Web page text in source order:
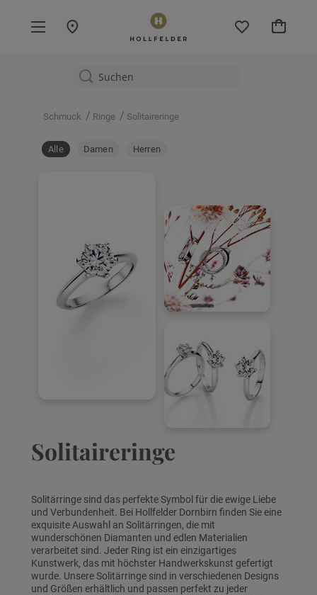
Mein
Schmuck / Ringe / Solitaireringe
Alle Damen Herren
Solitaireringe
Solitärringe sind das perfekte Symbol für die ewige Liebe
und Verbundenheit. Bei Hollfelder Dornbirn finden Sie eine
exquisite Auswahl an Solitärringen, die mit
wunderschönen Diamanten und edlen Materialien
verarbeitet sind. Jeder Ring ist ein einzigartiges
Kunstwerk, das mit höchster Handwerkskunst gefertigt
wurde. Unsere Solitärringe sind in verschiedenen Designs
und Größen erhältlich und passen perfekt zu jeder